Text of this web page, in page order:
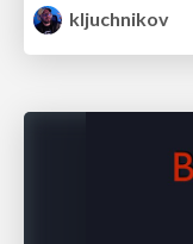
kljuchnikov